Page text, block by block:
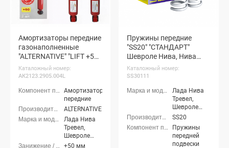
Амортизаторы передние
газонаполненные
"ALTERNATIVE" "LIFT +50"
Шевроле Нива, Нива
Тревел
Каталожный номер:
АК2123.2905.004L
Амортизаторы
передние
ALTERNATIVE
Лада Нива
Тревел,
Шевроле
Нива (ВАЗ
+50 мм
Пружины передние
"SS20" "СТАНДАРТ"
Шевроле Нива, Нива
Тревел (SS30111)
Каталожный номер:
SS30111
Лада Нива
Тревел,
Шевроле
Нива (ВАЗ
SS20
Пружины
передней
подвески